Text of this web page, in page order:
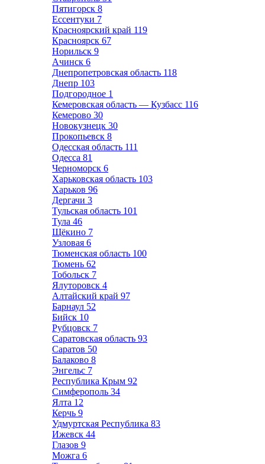
Пятигорск 8
Ессентуки 7
Красноярский край 119
Красноярск 67
Норильск 9
Ачинск 6
Днепропетровская область 118
Днепр 103
Подгородное 1
Кемеровская область — Кузбасс 116
Кемерово 30
Новокузнецк 30
Прокопьевск 8
Одесская область 111
Одесса 81
Черноморск 6
Харьковская область 103
Харьков 96
Дергачи 3
Тульская область 101
Тула 46
Щёкино 7
Узловая 6
Тюменская область 100
Тюмень 62
Тобольск 7
Ялуторовск 4
Алтайский край 97
Барнаул 52
Бийск 10
Рубцовск 7
Саратовская область 93
Саратов 50
Балаково 8
Энгельс 7
Республика Крым 92
Симферополь 34
Ялта 12
Керчь 9
Удмуртская Республика 83
Ижевск 44
Глазов 9
Можга 6